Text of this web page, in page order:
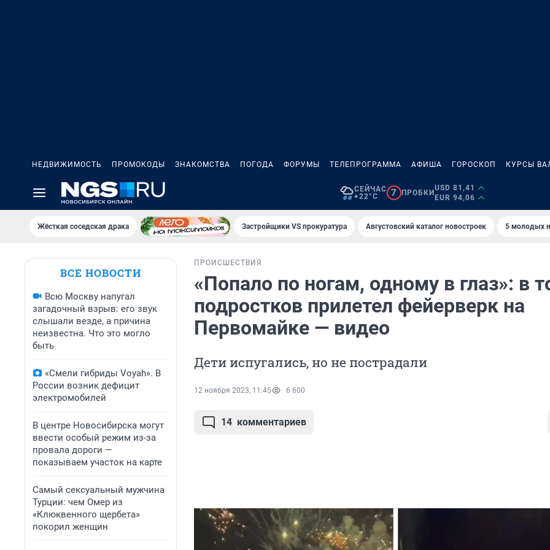
НЕДВИЖИМОСТЬ ПРОМОКОДЫ ЗНАКОМСТВА ПОГОДА ФОРУМЫ ТЕЛЕПРОГРАММА АФИША ГОРОСКОП КУРСЫ
СЕЙЧАС
+22°C
7 ПРОБКИ
USD 81,41
EUR 94,06
Жёсткая соседская драка Застройщики VS прокуратура Августовский каталог новостроек 5 молодых
ВСЕ НОВОСТИ
Всю Москву напугал
загадочный взрыв: его звук
слышали везде, а причина
неизвестна. Что это могло
быть
«Смели гибриды Voyah». В
России возник дефицит
электромобилей
В центре Новосибирска могут
ввести особый режим из-за
провала дороги —
показываем участок на карте
Самый сексуальный мужчина
Турции: чем Омер из
«Клюквенного щербета»
покорил женщин
ПРОИСШЕСТВИЯ
«Попало по ногам, одному в глаз»: в
подростков прилетел фейерверк на
Первомайке — видео
Дети испугались, но не пострадали
12 ноября 2023, 11:45 6 600
14 комментариев